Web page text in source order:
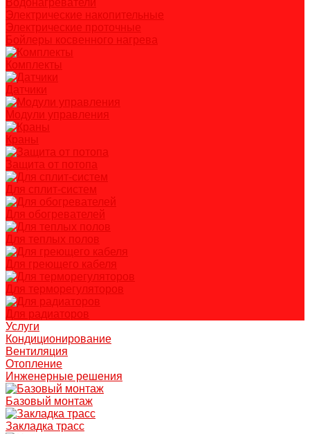
Водонагреватели
Электрические накопительные
Электрические проточные
Бойлеры косвенного нагрева
Комплекты
Датчики
Модули управления
Краны
Защита от потопа
Для сплит-систем
Для обогревателей
Для теплых полов
Для греющего кабеля
Для терморегуляторов
Для радиаторов
Услуги
Кондиционирование
Вентиляция
Отопление
Инженерные решения
Базовый монтаж
Закладка трасс